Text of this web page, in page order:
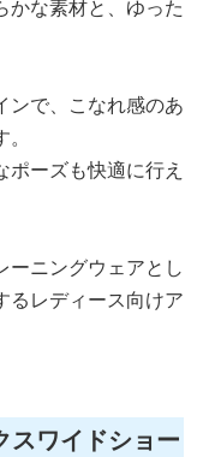
かな素材と、ゆった
ンで、こなれ感のあ
ーズも快適に行え
ーニングウェアとし
るレディース向けア
スワイドショー